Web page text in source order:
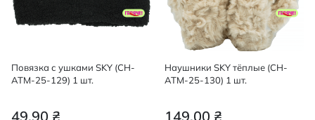
Повязка с ушками SKY (CH-
ATM-25-129) 1 шт.
49,90 ₴
Наушники SKY тёплые (CH-
ATM-25-130) 1 шт.
149,00 ₴